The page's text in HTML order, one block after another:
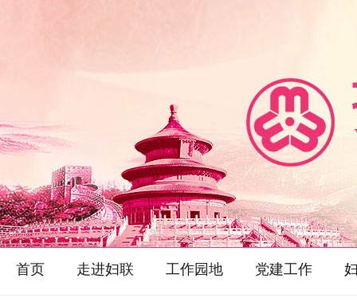
首页 走进妇联 工作园地 党建工作